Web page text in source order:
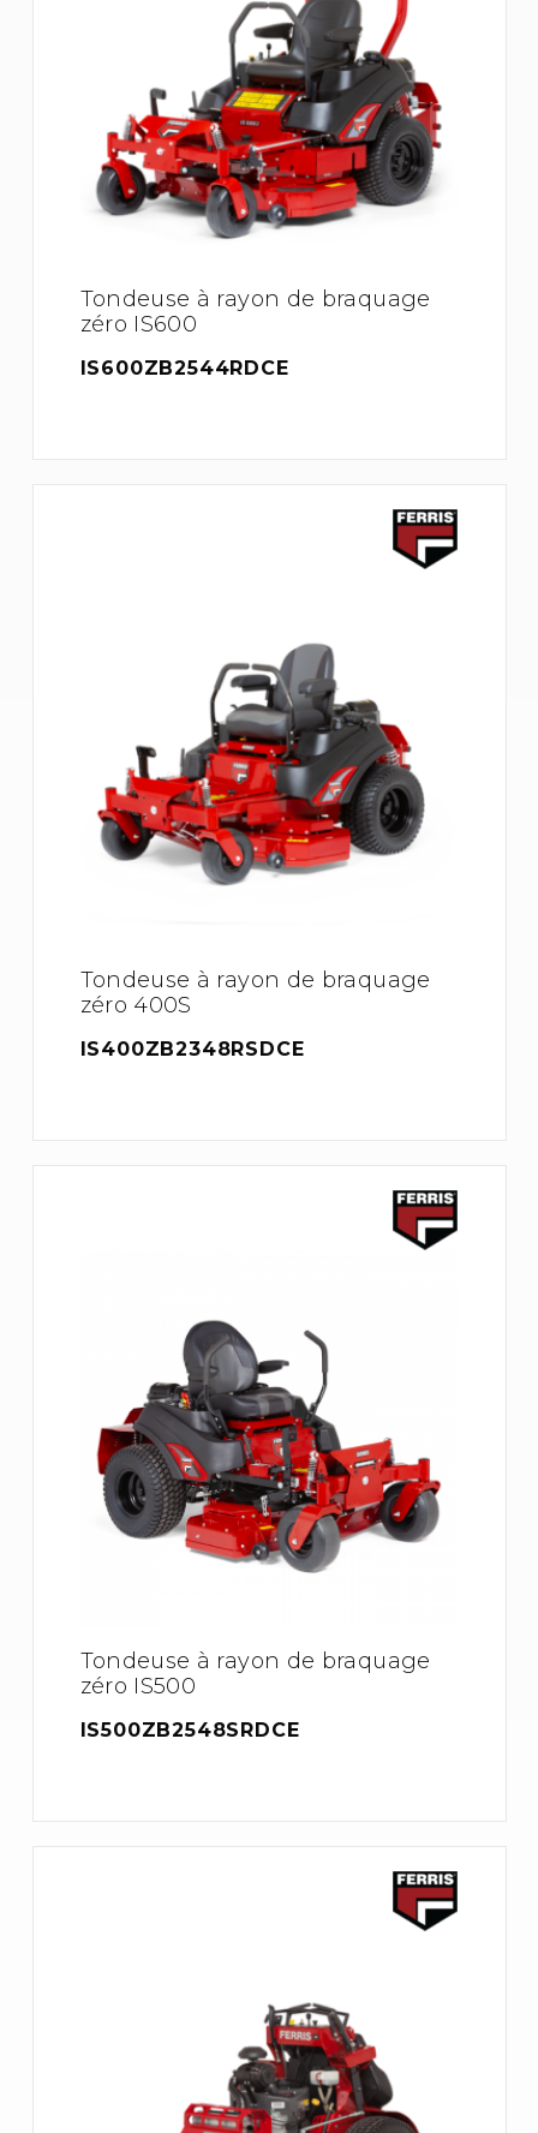
Tondeuse à rayon de braquage
zéro IS600
IS600ZB2544RDCE
Tondeuse à rayon de braquage
zéro 400S
IS400ZB2348RSDCE
Tondeuse à rayon de braquage
zéro IS500
IS500ZB2548SRDCE